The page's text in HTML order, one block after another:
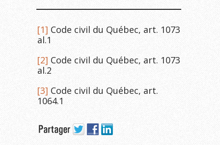
[1] Code civil du Québec, art. 1073
al.1
[2] Code civil du Québec, art. 1073
al.2
[3] Code civil du Québec, art.
1064.1